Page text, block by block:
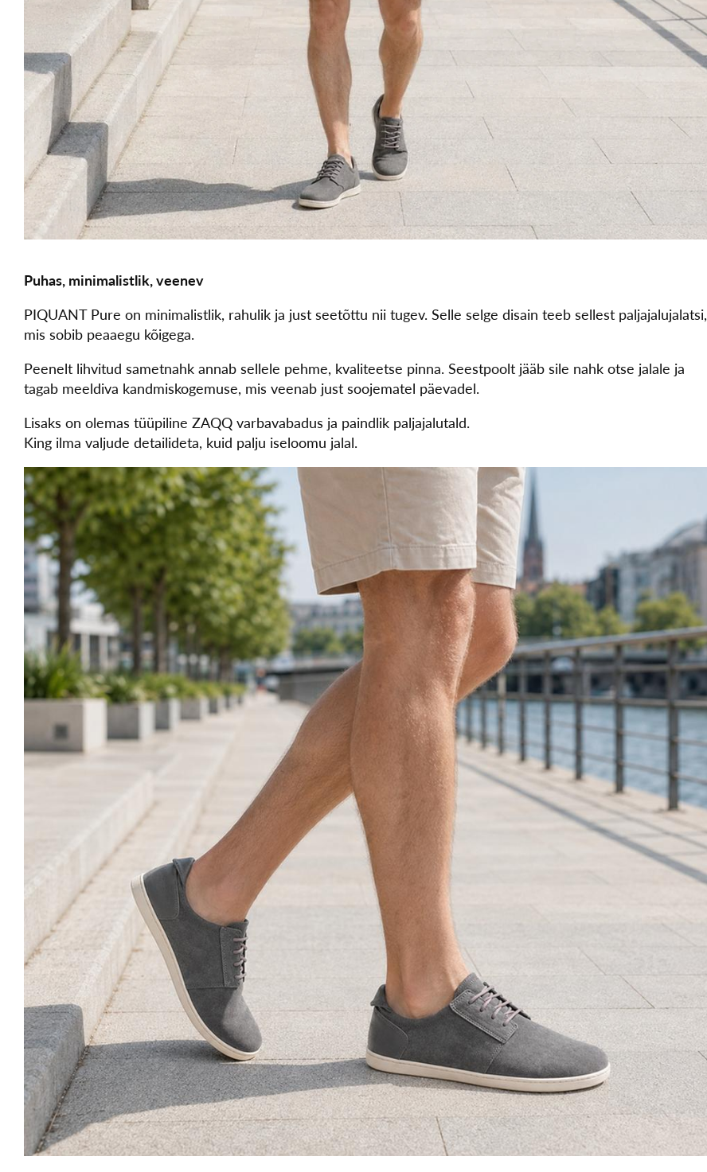
Puhas, minimalistlik, veenev
PIQUANT Pure on minimalistlik, rahulik ja just seetõttu nii tugev. Selle selge disain teeb sellest paljajalujalatsi,
mis sobib peaaegu kõigega.
Peenelt lihvitud sametnahk annab sellele pehme, kvaliteetse pinna. Seestpoolt jääb sile nahk otse jalale ja
tagab meeldiva kandmiskogemuse, mis veenab just soojematel päevadel.
Lisaks on olemas tüüpiline ZAQQ varbavabadus ja paindlik paljajalutald.
King ilma valjude detailideta, kuid palju iseloomu jalal.